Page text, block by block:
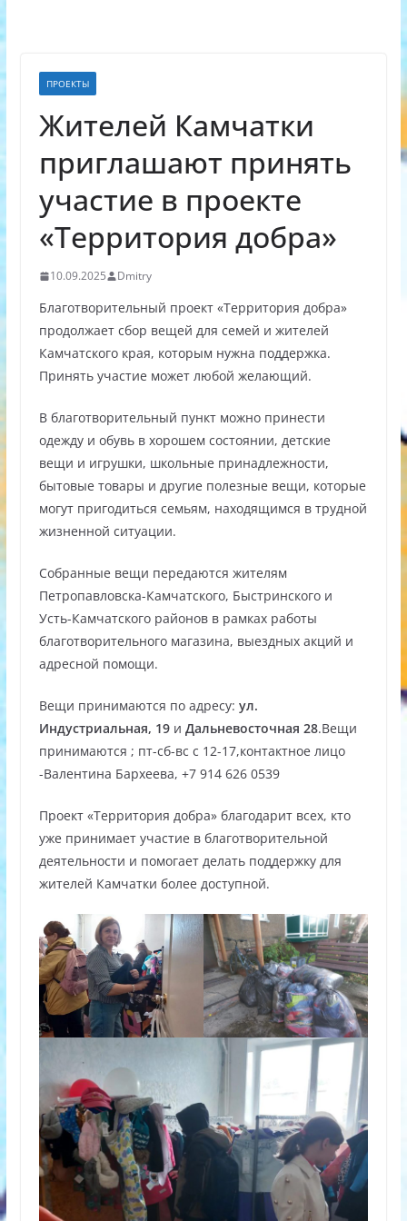
ПРОЕКТЫ
Жителей Камчатки
приглашают принять
участие в проекте
«Территория добра»
10.09.2025 Dmitry
Благотворительный проект «Территория добра»
продолжает сбор вещей для семей и жителей
Камчатского края, которым нужна поддержка.
Принять участие может любой желающий.
В благотворительный пункт можно принести
одежду и обувь в хорошем состоянии, детские
вещи и игрушки, школьные принадлежности,
бытовые товары и другие полезные вещи, которые
могут пригодиться семьям, находящимся в трудной
жизненной ситуации.
Собранные вещи передаются жителям
Петропавловска-Камчатского, Быстринского и
Усть-Камчатского районов в рамках работы
благотворительного магазина, выездных акций и
адресной помощи.
Вещи принимаются по адресу: ул.
Индустриальная, 19и Дальневосточная 28.Вещи
принимаются ; пт-сб-вс с 12-17,контактное лицо
-Валентина Бархеева, +7 914 626 0539
Проект «Территория добра» благодарит всех, кто
уже принимает участие в благотворительной
деятельности и помогает делать поддержку для
жителей Камчатки более доступной.